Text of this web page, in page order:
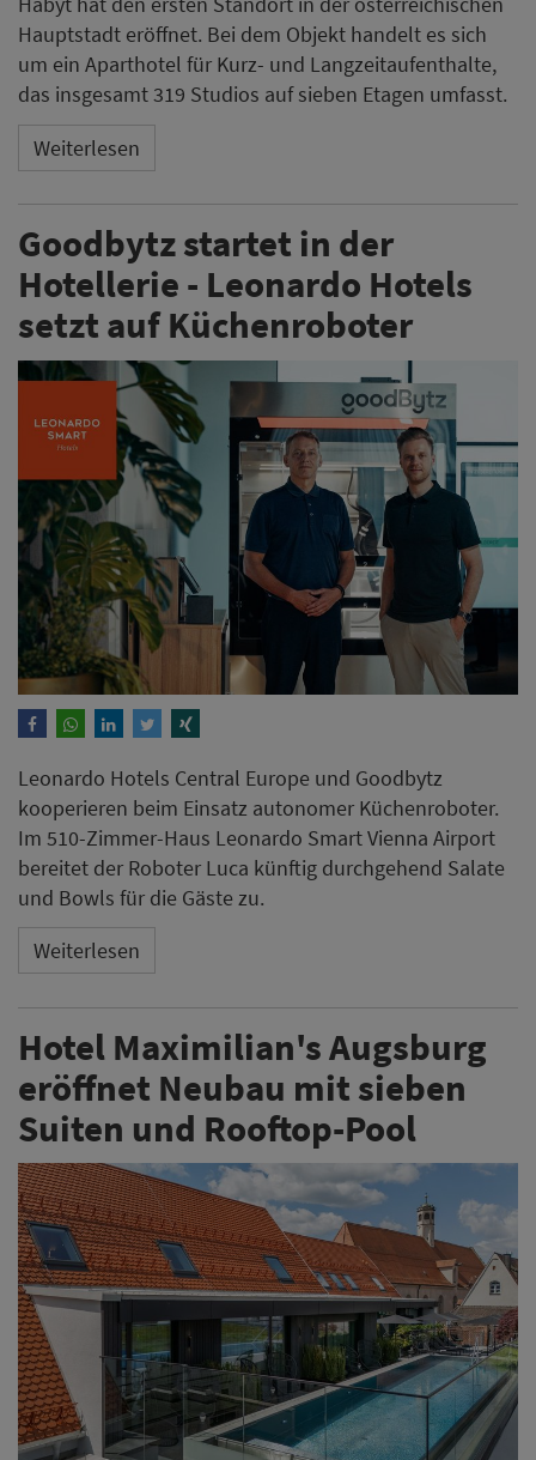
Hauptstadt eröffnet. Bei dem Objekt handelt es sich
um ein Aparthotel für Kurz- und Langzeitaufenthalte,
das insgesamt 319 Studios auf sieben Etagen umfasst.
Weiterlesen
Goodbytz startet in der
Hotellerie - Leonardo Hotels
setzt auf Küchenroboter
Leonardo Hotels Central Europe und Goodbytz
kooperieren beim Einsatz autonomer Küchenroboter.
Im 510-Zimmer-Haus Leonardo Smart Vienna Airport
bereitet der Roboter Luca künftig durchgehend Salate
und Bowls für die Gäste zu.
Weiterlesen
Hotel Maximilian's Augsburg
eröffnet Neubau mit sieben
Suiten und Rooftop-Pool